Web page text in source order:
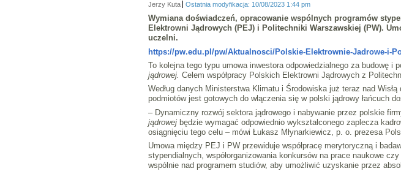
Jerzy Kuta Ostatnia modyfikacja: 10/08/2023 1:44 pm
Wymiana doświadczeń, opracowanie wspólnych programów
Elektrowni Jądrowych (PEJ) i Politechniki Warszawskiej (PW).
uczelni.
https://pw.edu.pl/pw/Aktualnosci/Polskie-Elektrownie-Jadrowe-i-
To kolejna tego typu umowa inwestora odpowiedzialnego za budowę
jądrowej. Celem współpracy Polskich Elektrowni Jądrowych z
Według danych Ministerstwa Klimatu i Środowiska już teraz nad
podmiotów jest gotowych do włączenia się w polski jądrowy łańcuch
– Dynamiczny rozwój sektora jądrowego i nabywanie przez polskie
jądrowejbędzie wymagać odpowiednio wykształconego zaplecza
osiągnięciu tego celu – mówi Łukasz Młynarkiewicz, p. o. prezesa
Umowa między PEJ i PW przewiduje współpracę merytoryczną i
stypendialnych, współorganizowania konkursów na prace naukowe
wspólnie nad programem studiów, aby umożliwić uzyskanie przez